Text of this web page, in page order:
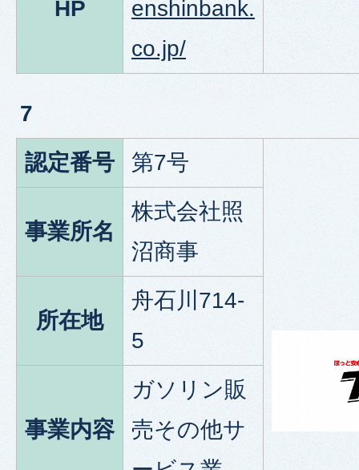
HP
enshinbank.
co.jp/
7
認定番号
第7号
事業所名
株式会社照
沼商事
所在地
舟石川714-
5
事業内容
ガソリン販
売その他サ